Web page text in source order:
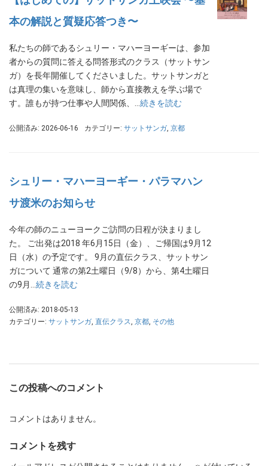
本の解説と質疑応答つき〜
私たちの師であるシュリー・マハーヨーギーは、参加
者からの質問に答える問答形式のクラス（サットサン
ガ）を長年開催してくださいました。サットサンガと
は真理の集いを意味し、師から直接教えを学ぶ場で
す。誰もが持つ仕事や人間関係、… 続きを読む
公開済み: 2026-06-16 カテゴリー: サットサンガ, 京都
シュリー・マハーヨーギー・パラマハン
サ渡米のお知らせ
今年の師のニューヨークご訪問の日程が決まりまし
た。 ご出発は2018 年6月15日（金）、ご帰国は9月12
日（水）の予定です。 9月の直伝クラス、サットサン
ガについて 通常の第2土曜日（9/8）から、第4土曜日
の9月… 続きを読む
公開済み: 2018-05-13
カテゴリー: サットサンガ, 直伝クラス, 京都, その他
この投稿へのコメント
コメントはありません。
コメントを残す